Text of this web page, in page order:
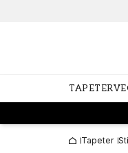
TAPETER
Tapeter